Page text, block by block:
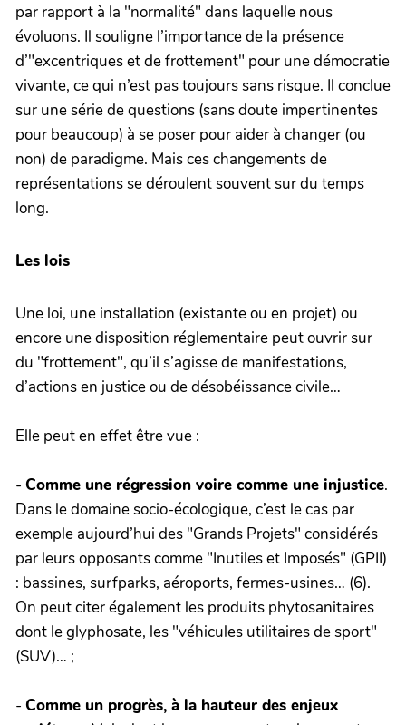
par rapport à la "normalité" dans laquelle nous
évoluons. Il souligne l’importance de la présence
d’"excentriques et de frottement" pour une démocratie
vivante, ce qui n’est pas toujours sans risque. Il conclue
sur une série de questions (sans doute impertinentes
pour beaucoup) à se poser pour aider à changer (ou
non) de paradigme. Mais ces changements de
représentations se déroulent souvent sur du temps
long.
Les lois
Une loi, une installation (existante ou en projet) ou
encore une disposition réglementaire peut ouvrir sur
du "frottement", qu’il s’agisse de manifestations,
d’actions en justice ou de désobéissance civile…
Elle peut en effet être vue :
- Comme une régression voire comme une injustice.
Dans le domaine socio-écologique, c’est le cas par
exemple aujourd’hui des "Grands Projets" considérés
par leurs opposants comme "Inutiles et Imposés" (GPII)
: bassines, surfparks, aéroports, fermes-usines… (6).
On peut citer également les produits phytosanitaires
dont le glyphosate, les "véhicules utilitaires de sport"
(SUV)… ;
- Comme un progrès, à la hauteur des enjeux